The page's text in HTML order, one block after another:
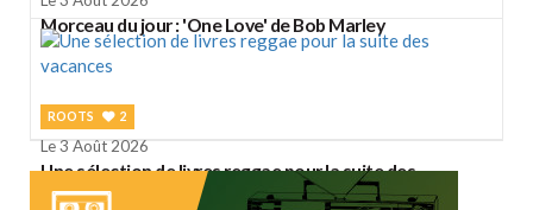
Morceau du jour : 'One Love' de Bob Marley
ROOTS 2
Le 3 Août 2026
Une sélection de livres reggae pour la suite des
vacances